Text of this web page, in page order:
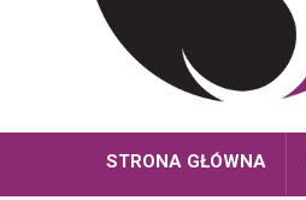
STRONA GŁÓWNA